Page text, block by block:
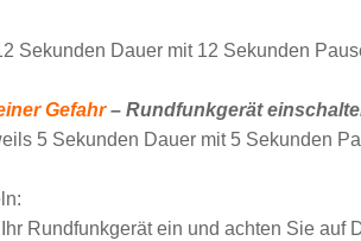
Sekunden Dauer mit 12 Sekunden
Gefahr– Rundfunkgerät
5 Sekunden Dauer mit 5 Sekunden
Rundfunkgerät ein und achten Sie auf